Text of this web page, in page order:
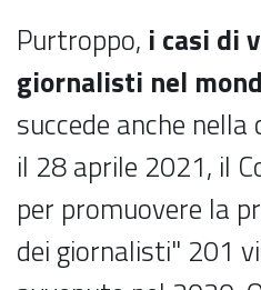
Purtroppo, i casi di
giornalisti nel
succede anche
il 28 aprile 2021, il
per promuovere la
dei giornalisti" 201